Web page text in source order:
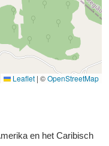
Leaflet | ©OpenStreetMap
en het Caribisch